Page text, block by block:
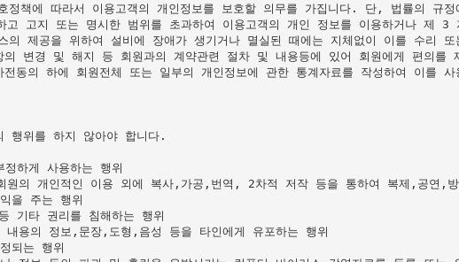
정책에 따라서 이용고객의 개인정보를 보호할 의무를 가집니다. 단, 법률의 규
고지 또는 명시한 범위를 초과하여 이용고객의 개인 정보를 이용하거나 제 3
의 제공을 위하여 설비에 장애가 생기거나 멸실된 때에는 지체없이 이를 수
변경 및 해지 등 회원과의 계약관련 절차 및 내용등에 있어 회원에게 편의를
동의 하에 회원전체 또는 일부의 개인정보에 관한 통계자료를 작성하여 이를
행위를 하지 않아야 합니다.
하게 사용하는 행위
의 개인적인 이용 외에 복사,가공,번역, 2차적 저작 등을 통하여 복제,공연,
을 주는 행위
기타 권리를 침해하는 행위
용의 정보,문장,도형,음성 등을 타인에게 유포하는 행위
되는 행위